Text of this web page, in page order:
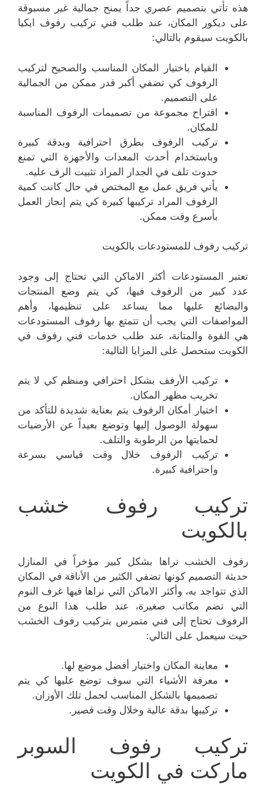
هذه تأتي بتصميم عصري جداً يمنح جمالية غير مسبوقة
على ديكور المكان، عند طلب فني تركيب رفوف ايكيا
بالكويت سيقوم بالتالي:
القيام باختيار المكان المناسب والصحيح لتركيب
الرفوف كي تضفي أكبر قدر ممكن من الجمالية
على التصميم.
اقتراح مجموعة من تصميمات الرفوف المناسبة
للمكان.
تركيب الرفوف بطرق احترافية وبدقة كبيرة
وباستخدام أحدث المعدات والأجهزة التي تمنع
حدوث تلف في الجدار المراد تثبيت الرف عليه.
يأتي فريق عمل مع المختص في حال كانت كمية
الرفوف المراد تركيبها كبيرة كي يتم إنجاز العمل
بأسرع وقت ممكن.
تركيب رفوف للمستودعات بالكويت
تعتبر المستودعات أكثر الاماكن التي تحتاج إلى وجود
عدد كبير من الرفوف فيها، كي يتم وضع المنتجات
والبضائع عليها مما يساعد على تنظيمها، وأهم
المواصفات التي يجب أن تتمتع بها رفوف المستودعات
هي القوة والمتانة، عند طلب خدمات فني رفوف في
الكويت ستحصل على المزايا التالية:
تركيب الأرفف بشكل احترافي ومنظم كي لا يتم
تخريب مظهر المكان.
اختيار أمكان الرفوف يتم بعناية شديدة للتأكد من
سهولة الوصول إليها وتوضع بعيداً عن الأرضيات
لحمايتها من الرطوبة والتلف.
تركيب الرفوف خلال وقت قياسي بسرعة
واحترافية كبيرة.
تركيب رفوف خشب
بالكويت
رفوف الخشب نراها بشكل كبير مؤخراً في المنازل
حديثة التصميم كونها تضفي الكثير من الأناقة في المكان
الذي تتواجد به، وأكثر الاماكن التي نراها فيها غرف النوم
التي تضم مكاتب صغيرة، عند طلب هذا النوع من
الرفوف تحتاج إلى فني متمرس بتركيب رفوف الخشب
حيث سيعمل على التالي:
معاينة المكان واختيار أفضل موضع لها.
معرفة الأشياء التي سوف توضع عليها كي يتم
تصميمها بالشكل المناسب لحمل تلك الأوزان.
تركيبها بدقة عالية وخلال وقت قصير.
تركيب رفوف السوبر
ماركت في الكويت